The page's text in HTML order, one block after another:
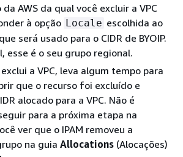
da AWS da qual você excluir a VPC
à opção Locale escolhida ao
será usado para o CIDR de BYOIP.
esse é o seu grupo regional.
a VPC, leva algum tempo para
que o recurso foi excluído e
alocado para a VPC. Não é
para a próxima etapa na
ver que o IPAM removeu a
na guia Allocations (Alocações)